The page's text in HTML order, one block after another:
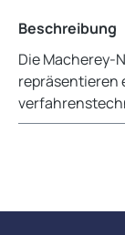
Beschreibung
Die Macherey-
repräsentieren